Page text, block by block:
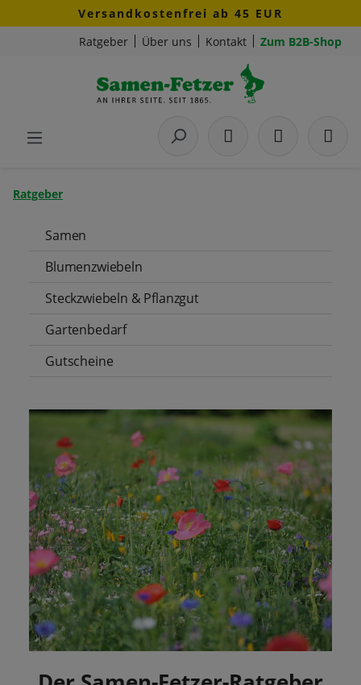
Zum Hauptinhalt springen
Versandkostenfrei ab 45 EUR
Ratgeber
Über uns Kontakt Zum B2B-Shop
Ratgeber
Samen
Blumenzwiebeln
Steckzwiebeln & Pflanzgut
Gartenbedarf
Gutscheine